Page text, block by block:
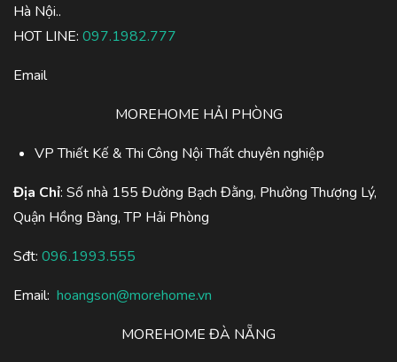
Hà Nội..
HOT LINE: 097.1982.777
Email
MOREHOME HẢI PHÒNG
VP Thiết Kế & Thi Công Nội Thất chuyên nghiệp
Địa Chỉ: Số nhà 155 Đường Bạch Đằng, Phường Thượng Lý,
Quận Hồng Bàng, TP Hải Phòng
Sđt: 096.1993.555
Email: hoangson@morehome.vn
MOREHOME ĐÀ NẴNG